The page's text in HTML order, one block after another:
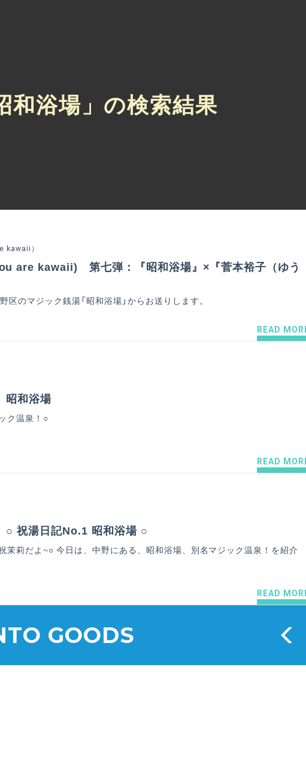
和浴場」の検索結果
kawaii）
are kawaii) 第七弾：『昭和浴場』×『菅本裕子（ゆう
区のマジック銭湯「昭和浴場」からお送りします。
READ
昭和浴場
ク温泉！○
READ
○ 祝湯日記No.1 昭和浴場 ○
茉莉だよ~○ 今日は、中野にある、昭和浴場、別名マジック温泉！を紹介
READ
GOODS